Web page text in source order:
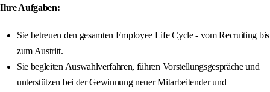
Ihre Aufgaben:
Sie betreuen den gesamten Employee Life Cycle - vom Recruiting bis
zum Austritt.
Sie begleiten Auswahlverfahren, führen Vorstellungsgespräche und
unterstützen bei der Gewinnung neuer Mitarbeitender und